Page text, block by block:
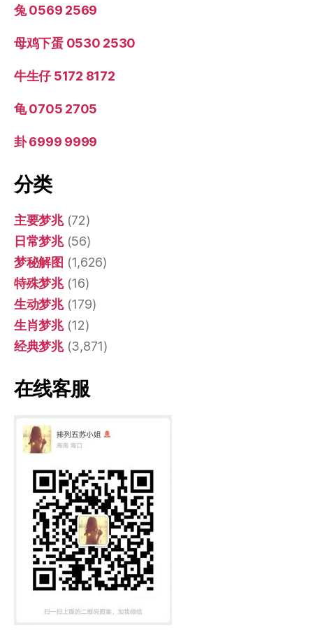
兔 0569 2569
母鸡下蛋 0530 2530
牛生仔 5172 8172
龟 0705 2705
卦 6999 9999
分类
主要梦兆(72)
日常梦兆(56)
梦秘解图 (1,626)
特殊梦兆(16)
生动梦兆(179)
生肖梦兆(12)
经典梦兆(3,871)
在线客服